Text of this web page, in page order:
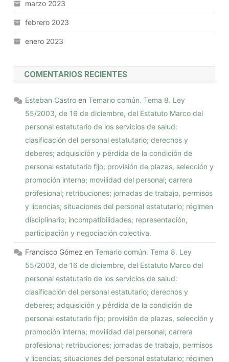
marzo 2023
febrero 2023
enero 2023
COMENTARIOS RECIENTES
Esteban Castro enTemario común. Tema 8. Ley
55/2003, de 16 de diciembre, del Estatuto Marco del
personal estatutario de los servicios de salud:
clasificación del personal estatutario; derechos y
deberes; adquisición y pérdida de la condición de
personal estatutario fijo; provisión de plazas, selección y
promoción interna; movilidad del personal; carrera
profesional; retribuciones; jornadas de trabajo, permisos
y licencias; situaciones del personal estatutario; régimen
disciplinario; incompatibilidades; representación,
participación y negociación colectiva.
Francisco Gómez enTemario común. Tema 8. Ley
55/2003, de 16 de diciembre, del Estatuto Marco del
personal estatutario de los servicios de salud:
clasificación del personal estatutario; derechos y
deberes; adquisición y pérdida de la condición de
personal estatutario fijo; provisión de plazas, selección y
promoción interna; movilidad del personal; carrera
profesional; retribuciones; jornadas de trabajo, permisos
y licencias; situaciones del personal estatutario; régimen